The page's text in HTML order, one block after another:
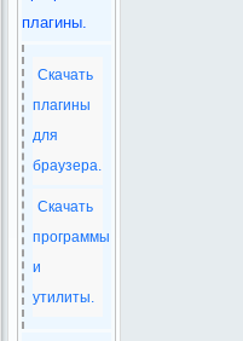
плагины.
Скачать
плагины
для
браузера.
Скачать
программы
и
утилиты.